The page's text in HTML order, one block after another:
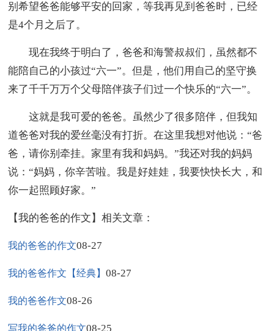
别希望爸爸能够平安的回家，等我再见到爸爸时，已经
是4个月之后了。
现在我终于明白了，爸爸和海警叔叔们，虽然都不
能陪自己的小孩过“六一”。但是，他们用自己的坚守换
来了千千万万个父母陪伴孩子们过一个快乐的“六一”。
这就是我可爱的爸爸。虽然少了很多陪伴，但我知
道爸爸对我的爱丝毫没有打折。在这里我想对他说：“爸
爸，请你别牵挂。家里有我和妈妈。”我还对我的妈妈
说：“妈妈，你辛苦啦。我是好娃娃，我要快快长大，和
你一起照顾好家。”
【我的爸爸的作文】相关文章：
我的爸爸的作文08-27
我的爸爸作文【经典】08-27
我的爸爸作文08-26
写我的爸爸的作文08-25